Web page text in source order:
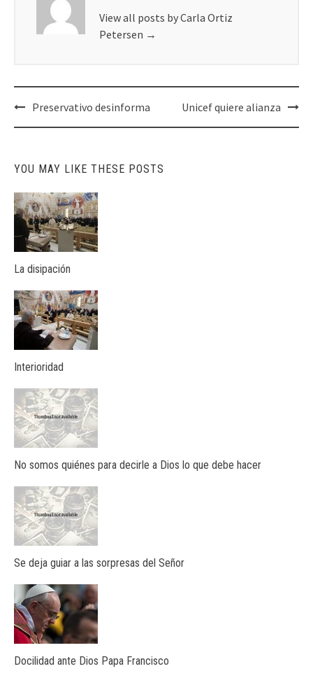
View all posts by Carla Ortiz
Petersen →
Post
navigation
Preservativo desinforma Unicef quiere alianza
YOU MAY LIKE THESE POSTS
La disipación
Interioridad
No somos quiénes para decirle a Dios lo que debe hacer
Se deja guiar a las sorpresas del Señor
Docilidad ante Dios Papa Francisco